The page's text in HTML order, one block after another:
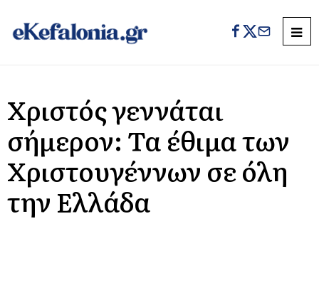
Χριστός γεννάται
σήμερον: Τα έθιμα των
Χριστουγέννων σε όλη
την Ελλάδα